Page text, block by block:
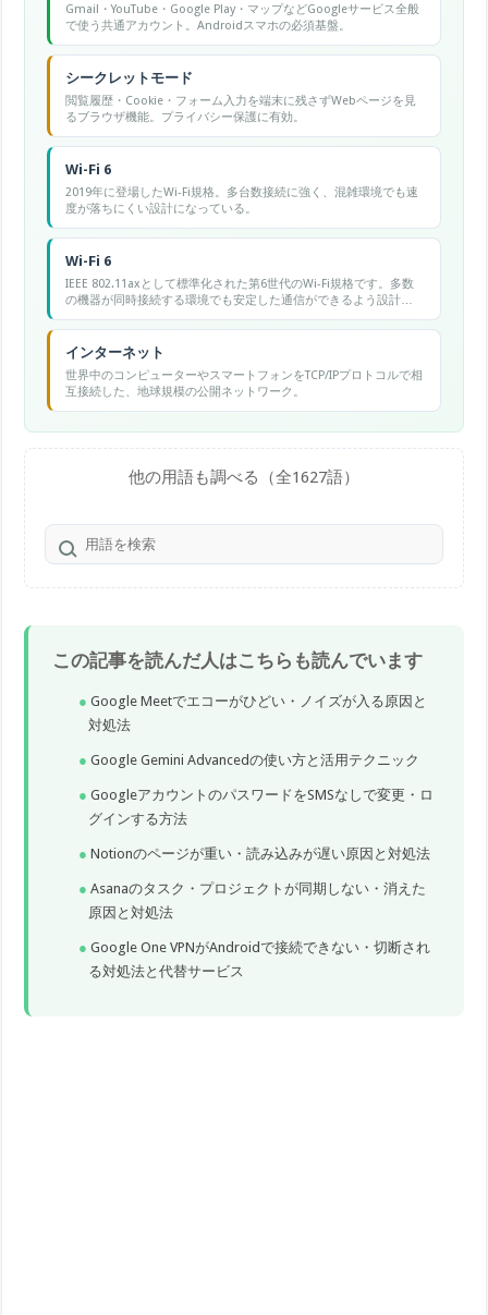
Gmail・YouTube・Google Play・マップなどGoogleサービス全般
で使う共通アカウント。Androidスマホの必須基盤。
シークレットモード
閲覧履歴・Cookie・フォーム入力を端末に残さずWebページを見
るブラウザ機能。プライバシー保護に有効。
Wi-Fi 6
2019年に登場したWi-Fi規格。多台数接続に強く、混雑環境でも速
度が落ちにくい設計になっている。
Wi-Fi 6
IEEE 802.11axとして標準化された第6世代のWi-Fi規格です。多数
の機器が同時接続する環境でも安定した通信ができるよう設計さ
れています。
インターネット
世界中のコンピューターやスマートフォンをTCP/IPプロトコルで相
互接続した、地球規模の公開ネットワーク。
他の用語も調べる（全1627語）
この記事を読んだ人はこちらも読んでいます
Google Meetでエコーがひどい・ノイズが入る原因と
対処法
Google Gemini Advancedの使い方と活用テクニック
GoogleアカウントのパスワードをSMSなしで変更・ロ
グインする方法
Notionのページが重い・読み込みが遅い原因と対処法
Asanaのタスク・プロジェクトが同期しない・消えた
原因と対処法
Google One VPNがAndroidで接続できない・切断され
る対処法と代替サービス